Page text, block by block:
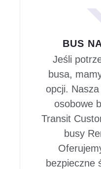
BUS
Jeśli
busa,
opcji.
osobowe
Transit
busy
bezpieczne